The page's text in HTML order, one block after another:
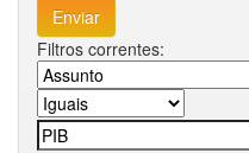
Filtros correntes: